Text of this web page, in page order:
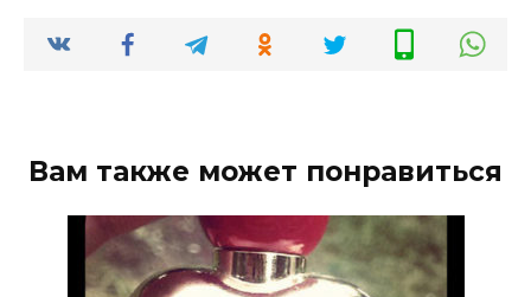
Вам также может понравиться